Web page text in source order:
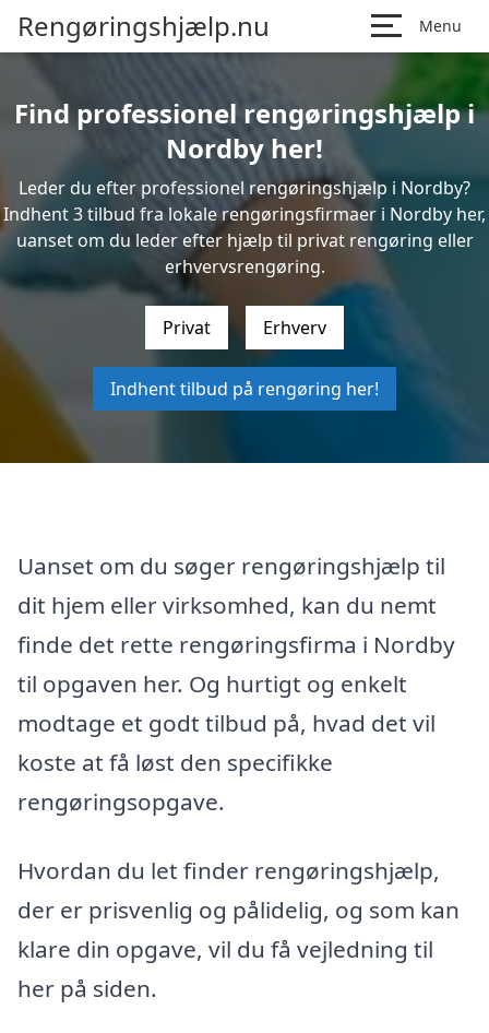
Rengøringshjælp.nu Menu
Find professionel rengøringshjælp i
Nordby her!
Leder du efter professionel rengøringshjælp i Nordby?
Indhent 3 tilbud fra lokale rengøringsfirmaer i Nordby her,
uanset om du leder efter hjælp til privat rengøring eller
erhvervsrengøring.
Privat Erhverv
Indhent tilbud på rengøring her!
Uanset om du søger rengøringshjælp til
dit hjem eller virksomhed, kan du nemt
finde det rette rengøringsfirma i Nordby
til opgaven her. Og hurtigt og enkelt
modtage et godt tilbud på, hvad det vil
koste at få løst den specifikke
rengøringsopgave.
Hvordan du let finder rengøringshjælp,
der er prisvenlig og pålidelig, og som kan
klare din opgave, vil du få vejledning til
her på siden.